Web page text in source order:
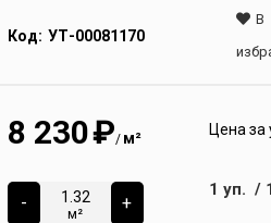
Код: УТ-00081170
В
8 230₽/ м²
-
м²
+
Цена за
1 уп. /